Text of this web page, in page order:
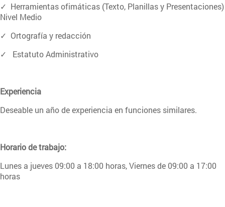
✓ Herramientas ofimáticas (Texto, Planillas y Presentaciones)
Nivel Medio
✓ Ortografía y redacción
✓ Estatuto Administrativo
Experiencia
Deseable un año de experiencia en funciones similares.
Horario de trabajo:
Lunes a jueves 09:00 a 18:00 horas, Viernes de 09:00 a 17:00
horas